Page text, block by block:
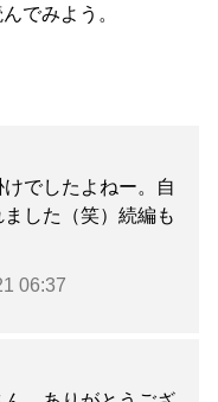
でみよう。
でしたよねー。自
した（笑）続編も
06:37